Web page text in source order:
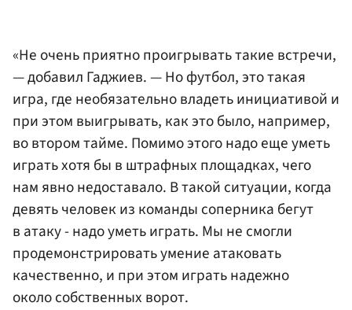
«Не очень приятно проигрывать такие встречи,
— добавил Гаджиев. — Но футбол, это такая
игра, где необязательно владеть инициативой и
при этом выигрывать, как это было, например,
во втором тайме. Помимо этого надо еще уметь
играть хотя бы в штрафных площадках, чего
нам явно недоставало. В такой ситуации, когда
девять человек из команды соперника бегут
в атаку - надо уметь играть. Мы не смогли
продемонстрировать умение атаковать
качественно, и при этом играть надежно
около собственных ворот.